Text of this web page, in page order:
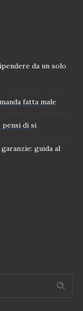
da un solo
fatta male
pensi di si
guida al